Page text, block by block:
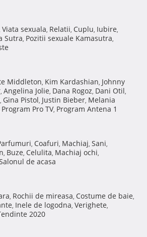
Viata sexuala, Relatii, Cuplu, Iubire,
Sutra, Pozitii sexuale Kamasutra,
Middleton, Kim Kardashian, Johnny
, Angelina Jolie, Dana Rogoz, Dani Otil,
, Gina Pistol, Justin Bieber, Melania
Program Pro TV, Program Antena 1
, Coafuri, Machiaj, Sani,
, Buze, Celulita, Machiaj ochi,
de acasa
, Rochii de mireasa, Costume de baie,
, Inele de logodna, Verighete,
2020